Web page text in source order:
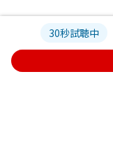
30秒試聴中